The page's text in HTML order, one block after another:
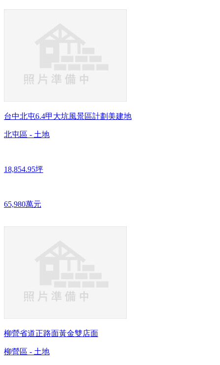
台中北屯6.4甲大坑風景區計劃美建地
北屯區 - 土地
18,854.95坪
65,980萬元
柳營省道正路面黃金雙店面
柳營區 - 土地